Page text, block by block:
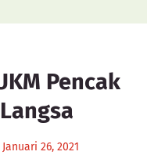
Pencak
Januari 26, 2021